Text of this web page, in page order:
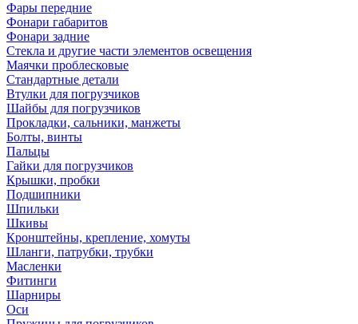
Фары передние
Фонари габаритов
Фонари задние
Стекла и другие части элементов освещения
Маячки проблесковые
Стандартные детали
Втулки для погрузчиков
Шайбы для погрузчиков
Прокладки, сальники, манжеты
Болты, винты
Пальцы
Гайки для погрузчиков
Крышки, пробки
Подшипники
Шпильки
Шкивы
Кронштейны, крепление, хомуты
Шланги, патрубки, трубки
Масленки
Фитинги
Шарниры
Оси